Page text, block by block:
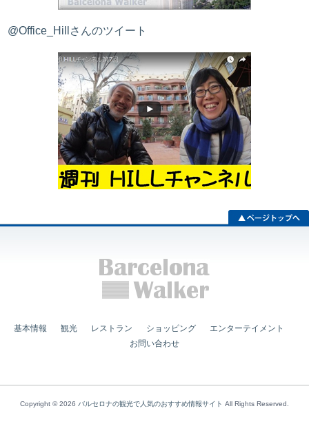
@Office_Hillさんのツイート
基本情報 観光 レストラン ショッピング
エンターテイメント
お問い合わせ
Copyright © 2026 バルセロナの観光で人気のおすすめ情報サイト All Rights Reserved.